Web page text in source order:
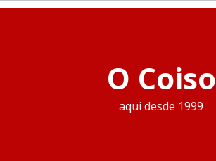
O Coiso
aqui desde 1999